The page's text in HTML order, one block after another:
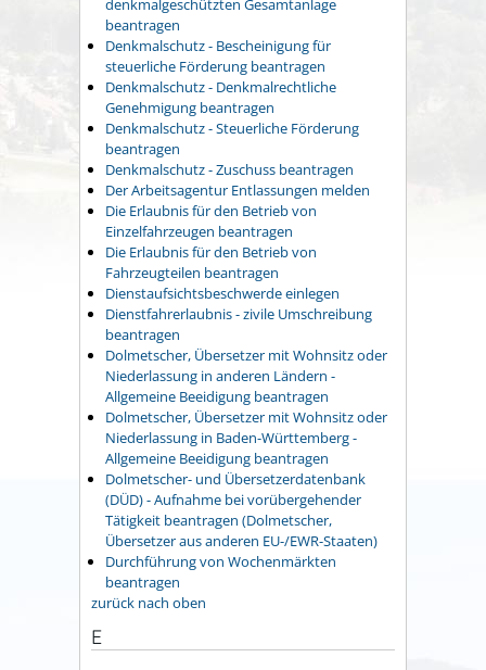
denkmalgeschützten Gesamtanlage
beantragen
Denkmalschutz - Bescheinigung für
steuerliche Förderung beantragen
Denkmalschutz - Denkmalrechtliche
Genehmigung beantragen
Denkmalschutz - Steuerliche Förderung
beantragen
Denkmalschutz - Zuschuss beantragen
Der Arbeitsagentur Entlassungen melden
Die Erlaubnis für den Betrieb von
Einzelfahrzeugen beantragen
Die Erlaubnis für den Betrieb von
Fahrzeugteilen beantragen
Dienstaufsichtsbeschwerde einlegen
Dienstfahrerlaubnis - zivile Umschreibung
beantragen
Dolmetscher, Übersetzer mit Wohnsitz oder
Niederlassung in anderen Ländern -
Allgemeine Beeidigung beantragen
Dolmetscher, Übersetzer mit Wohnsitz oder
Niederlassung in Baden-Württemberg -
Allgemeine Beeidigung beantragen
Dolmetscher- und Übersetzerdatenbank
(DÜD) - Aufnahme bei vorübergehender
Tätigkeit beantragen (Dolmetscher,
Übersetzer aus anderen EU-/EWR-Staaten)
Durchführung von Wochenmärkten
beantragen
zurück nach oben
E